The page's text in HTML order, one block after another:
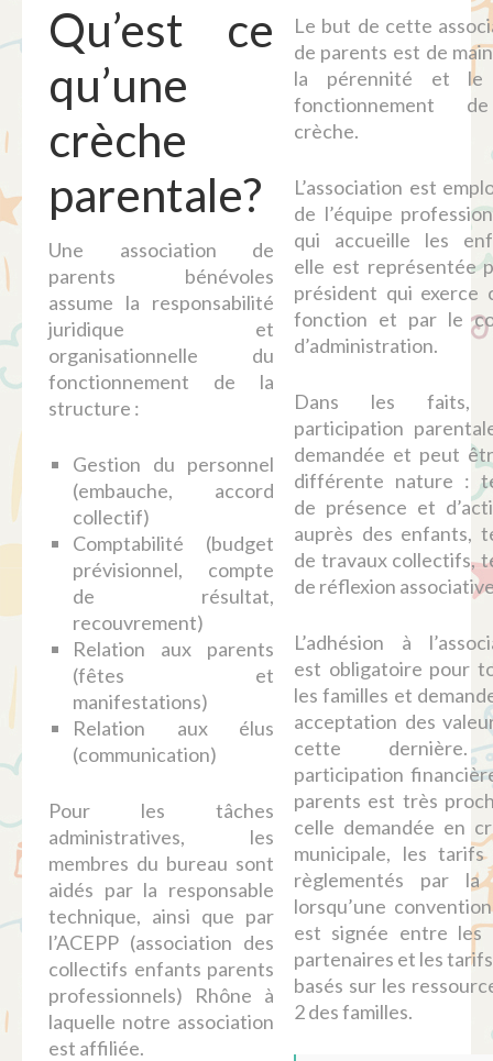
Qu’est ce
qu’une
crèche
parentale?
Une association de
parents bénévoles
assume la responsabilité
juridique et
organisationnelle du
fonctionnement de la
structure :
Gestion du personnel
(embauche, accord
collectif)
Comptabilité (budget
prévisionnel, compte
de résultat,
recouvrement)
Relation aux parents
(fêtes et
manifestations)
Relation aux élus
(communication)
Pour les tâches
administratives, les
membres du bureau sont
aidés par la responsable
technique, ainsi que par
l’ACEPP (association des
collectifs enfants parents
professionnels) Rhône à
laquelle notre association
est affiliée.
Le but de cette
de parents est de
la pérennité et le
fonctionnement
crèche.
L’association est
de l’équipe
qui accueille les
elle est représentée
président qui exerce
fonction et par le
d’administration.
Dans les faits,
participation
demandée et peut
différente nature :
de présence et
auprès des enfants,
de travaux collectifs,
de réflexion
L’adhésion à
est obligatoire pour
les familles et
acceptation des
cette
participation
parents est très
celle demandée en
municipale, les
règlementés par la
lorsqu’une
est signée entre les
partenaires et les
basés sur les
2 des familles.